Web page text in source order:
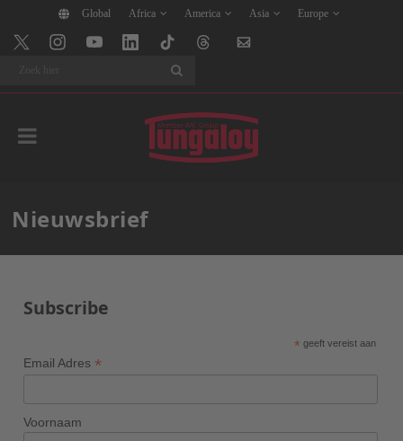
Global Africa America Asia Europe
Nieuwsbrief
Subscribe
* geeft vereist aan
Email Adres*
Voornaam